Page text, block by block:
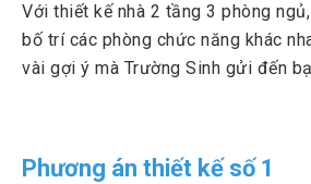
Với thiết kế nhà 2 tầng 3 phòng
bố trí các phòng chức năng khác
vài gợi ý mà Trường Sinh gửi đến
Phương án thiết kế số 1